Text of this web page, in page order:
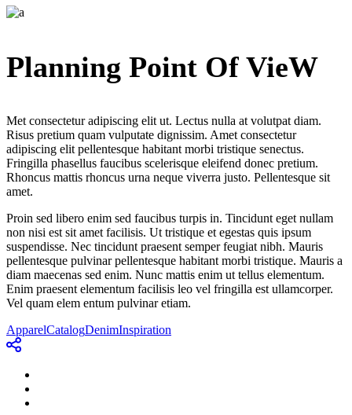
Planning Point Of VieW
Met consectetur adipiscing elit ut. Lectus nulla at volutpat diam.
Risus pretium quam vulputate dignissim. Amet consectetur
adipiscing elit pellentesque habitant morbi tristique senectus.
Fringilla phasellus faucibus scelerisque eleifend donec pretium.
Rhoncus mattis rhoncus urna neque viverra justo. Pellentesque sit
amet.
Proin sed libero enim sed faucibus turpis in. Tincidunt eget nullam
non nisi est sit amet facilisis. Ut tristique et egestas quis ipsum
suspendisse. Nec tincidunt praesent semper feugiat nibh. Mauris
pellentesque pulvinar pellentesque habitant morbi tristique. Mauris a
diam maecenas sed enim. Nunc mattis enim ut tellus elementum.
Enim praesent elementum facilisis leo vel fringilla est ullamcorper.
Vel quam elem entum pulvinar etiam.
ApparelCatalogDenimInspiration